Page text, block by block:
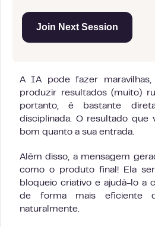
Join Next Session
A IA pode fazer
produzir resultados (muito)
portanto, é bastante
disciplinada. O resultado que
bom quanto a sua entrada.
Além disso, a mensagem
como o produto final! Ela
bloqueio criativo e ajudá-lo a
de forma mais eficiente
naturalmente.